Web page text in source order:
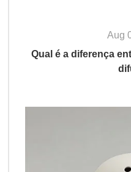
Aug
Qual é a diferença